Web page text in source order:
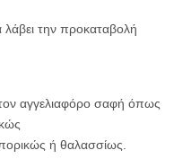
την προκαταβολή
αγγελιαφόρο σαφή όπως
ή θαλασσίως.